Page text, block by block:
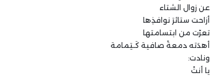
عن زوال الشتاء
أزاحت ستائرَ نوافذِها
تعرّت من ابتسامتها
أهدَته دمعةً صافية كَـيَمامة
ونادت:
يا أنتْ